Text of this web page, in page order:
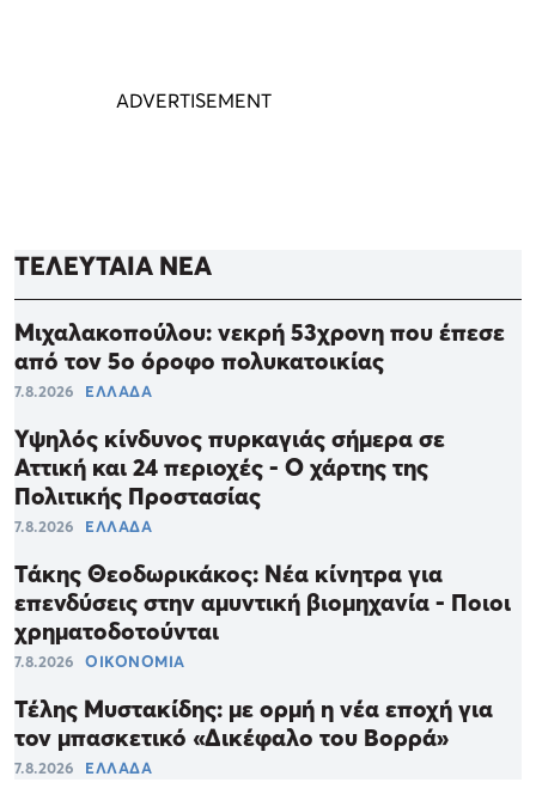
ΤΕΛΕΥΤΑΙΑ ΝΕΑ
Μιχαλακοπούλου: νεκρή 53χρονη που έπεσε
από τον 5ο όροφο πολυκατοικίας
7.8.2026 ΕΛΛΑΔΑ
Υψηλός κίνδυνος πυρκαγιάς σήμερα σε
Αττική και 24 περιοχές - Ο χάρτης της
Πολιτικής Προστασίας
7.8.2026 ΕΛΛΑΔΑ
Τάκης Θεοδωρικάκος: Νέα κίνητρα για
επενδύσεις στην αμυντική βιομηχανία - Ποιοι
χρηματοδοτούνται
7.8.2026 ΟΙΚΟΝΟΜΙΑ
Τέλης Μυστακίδης: με ορμή η νέα εποχή για
τον μπασκετικό «Δικέφαλο του Βορρά»
7.8.2026 ΕΛΛΑΔΑ